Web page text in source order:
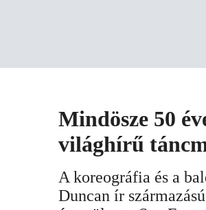
Mindösze 50
világhírű
A koreográfia és a
Duncan ír